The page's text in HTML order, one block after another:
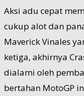
Aksi adu cepat
cukup alot dan
Maverick Vinales
ketiga, akhirnya
dialami oleh
bertahan MotoGP